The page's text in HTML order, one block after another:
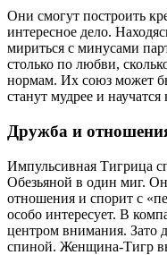
Они смогут построить
интересное дело.
мириться с минусами
столько по любви,
нормам. Их союз может
станут мудрее и
Дружба и
Импульсивная Тигрица
Обезьяной в один миг.
отношения и спорит с
особо интересует. В
центром внимания. Зато
спиной. Женщина-Тигр